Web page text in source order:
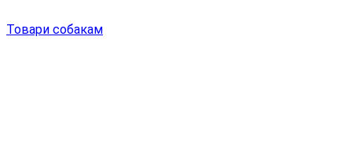
Товари собакам